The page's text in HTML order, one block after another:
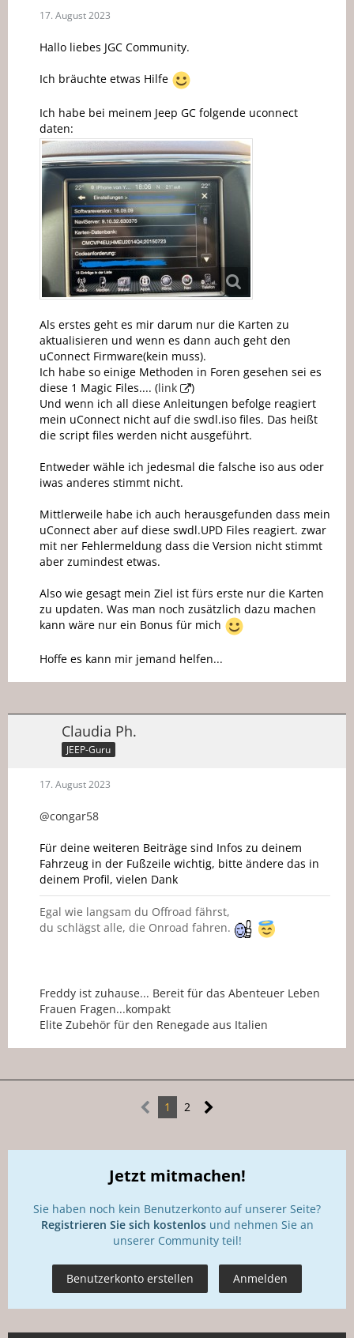
17. August 2023
Hallo liebes JGC Community.
Ich bräuchte etwas Hilfe
Ich habe bei meinem Jeep GC folgende uconnect
daten:
Als erstes geht es mir darum nur die Karten zu
aktualisieren und wenn es dann auch geht den
uConnect Firmware(kein muss).
Ich habe so einige Methoden in Foren gesehen sei es
diese 1 Magic Files.... (link
)
Und wenn ich all diese Anleitungen befolge reagiert
mein uConnect nicht auf die swdl.iso files. Das heißt
die script files werden nicht ausgeführt.
Entweder wähle ich jedesmal die falsche iso aus oder
iwas anderes stimmt nicht.
Mittlerweile habe ich auch herausgefunden dass mein
uConnect aber auf diese swdl.UPD Files reagiert. zwar
mit ner Fehlermeldung dass die Version nicht stimmt
aber zumindest etwas.
Also wie gesagt mein Ziel ist fürs erste nur die Karten
zu updaten. Was man noch zusätzlich dazu machen
kann wäre nur ein Bonus für mich
Hoffe es kann mir jemand helfen...
Claudia Ph.
JEEP-Guru
17. August 2023
@congar58
Für deine weiteren Beiträge sind Infos zu deinem
Fahrzeug in der Fußzeile wichtig, bitte ändere das in
deinem Profil, vielen Dank
Egal wie langsam du Offroad fährst,
du schlägst alle, die Onroad fahren.
Freddy ist zuhause... Bereit für das Abenteuer Leben
Frauen Fragen...kompakt
Elite Zubehör für den Renegade aus Italien
1 2
Jetzt mitmachen!
Sie haben noch kein Benutzerkonto auf unserer Seite?
Registrieren Sie sich kostenlosund nehmen Sie an
unserer Community teil!
Benutzerkonto erstellen Anmelden